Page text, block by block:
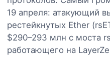
19 апреля: атакующий
рестейкнутых Ether
$290–293 млн с моста
работающего на